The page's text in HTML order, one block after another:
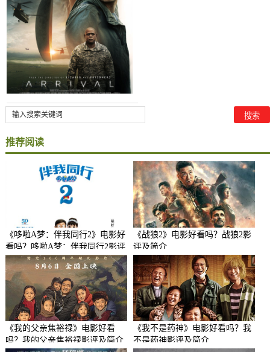
推荐阅读
《哆啦A梦：伴我同行2》电影好
看吗？哆啦A梦：伴我同行2影评
及简介
《战狼2》电影好看吗？战狼2影
评及简介
《我的父亲焦裕禄》电影好看
吗？我的父亲焦裕禄影评及简介
《我不是药神》电影好看吗？我
不是药神影评及简介